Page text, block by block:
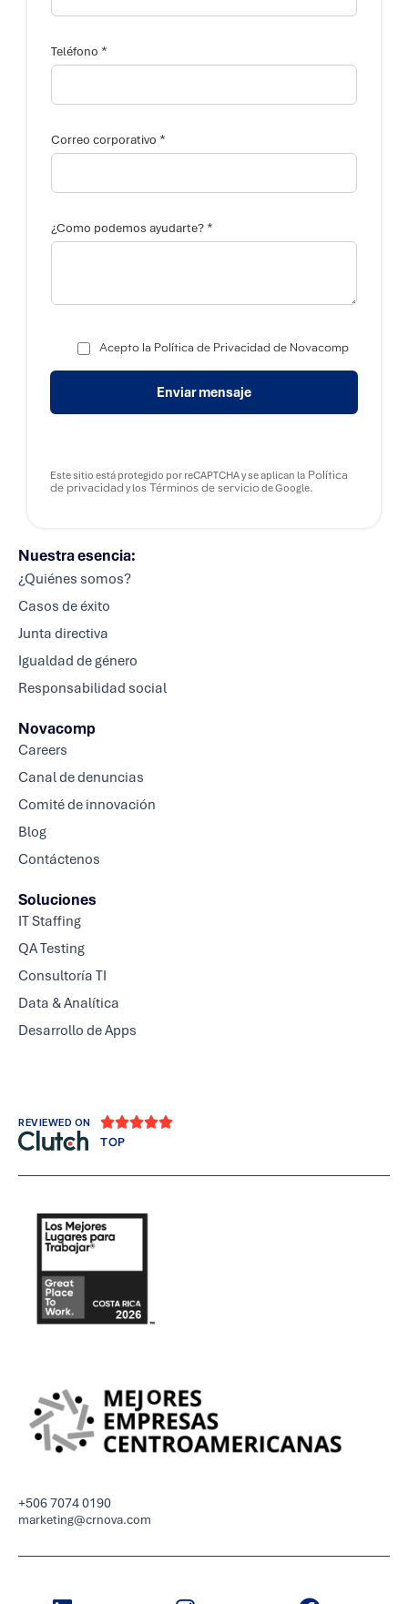
Teléfono *
Correo corporativo *
e
l
n
e
s
b
r
¿Como podemos ayudarte? *
Acepto la Política de Privacidad de Novacomp
Enviar mensaje
Este sitio está protegido por reCAPTCHA y se aplican la Política
de privacidad y los Términos de serviciode Google.
Nuestra esencia:
¿Quiénes somos?
Casos de éxito
Junta directiva
Igualdad de género
Responsabilidad social
Novacomp
Careers
Canal de denuncias
Comité de innovación
Blog
Contáctenos
Soluciones
IT Staffing
QA Testing
Consultoría TI
Data & Analítica
Desarrollo de Apps
REVIEWED ON 
TOP
+506 7074 0190
marketing@crnova.com